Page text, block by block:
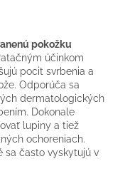
pokožku
účinkom
pocit svrbenia a
Odporúča sa
dermatologických
Dokonale
lupiny a tiež
ochoreniach.
sa často vyskytujú v